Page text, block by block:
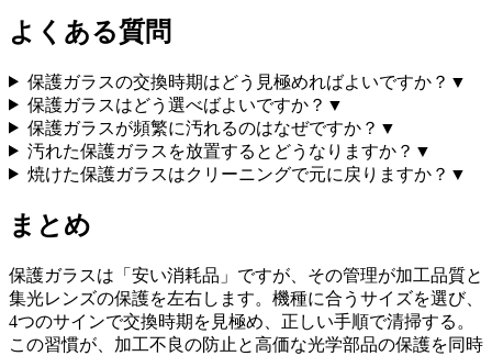
よくある質問
保護ガラスの交換時期はどう見極めればよいですか？ ▼
保護ガラスはどう選べばよいですか？ ▼
保護ガラスが頻繁に汚れるのはなぜですか？ ▼
汚れた保護ガラスを放置するとどうなりますか？ ▼
焼けた保護ガラスはクリーニングで元に戻りますか？ ▼
まとめ
保護ガラスは「安い消耗品」ですが、その管理が加工品質と
集光レンズの保護を左右します。機種に合うサイズを選び、
4つのサインで交換時期を見極め、正しい手順で清掃する。
この習慣が、加工不良の防止と高価な光学部品の保護を同時